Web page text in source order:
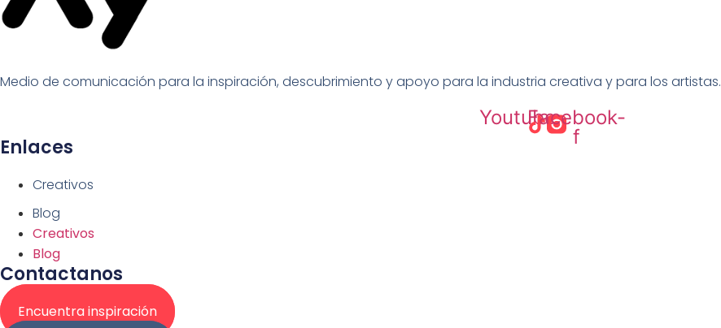
Medio de comunicación para la inspiración, descubrimiento y apoyo para la industria creativa y para los artistas.
YoutubeFacebook-
f
Enlaces
Creativos
Blog
Creativos
Blog
Contactanos
Encuentra inspiración